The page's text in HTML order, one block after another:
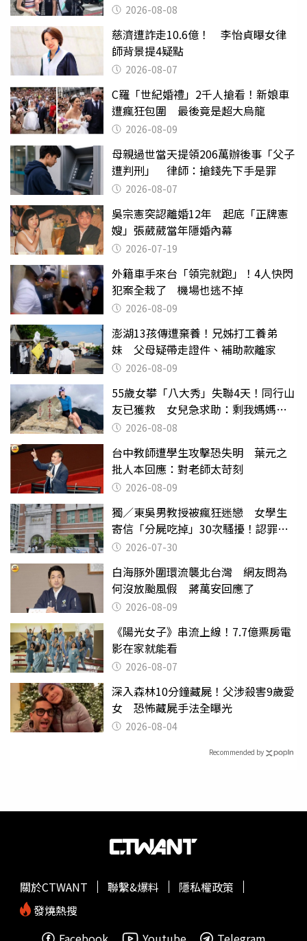
2026-08-08
慈濟遭詐走10.6億！ 李怡貞曝女律
師背景提4疑點
2026-08-07
C羅「世紀婚禮」2千人搶看！新娘車
遭瘋狂包圍 最後竟是超大烏龍
2026-08-09
母親過世當天提領206萬辦後事「父子
遭判刑」 律師：搶錢先下手是罪
2026-08-07
吳宗憲突認離婚12年 起底「正牌憲
嫂」張葳葳當年隱婚內幕
2026-07-19
外籍車手來台「領完就跑」！4人快閃
犯案全栽了 機場也逃不掉
2026-08-09
澎湖13孩傳遭棄養！兄姊打工養弟
妹 父母疑帶走證件、補助款離家
2026-08-09
55歲女攀「八大秀」失聯4天！同行山
友已獲救 女兒急求助：剩我媽媽還
沒找到
2026-08-08
台中教師遭學生攻擊恐失明 葉元之
批人本回應：對老師太苛刻
2026-08-09
獨／東吳男教授被瘋狂迷戀 女學生
寄信「分屍吃掉」30次騷擾！認罪免
關 2026-07-30
白海豚外圍環流襲北台灣 網友問為
何沒放颱風假 蔣萬安回應了
2026-08-09
《陽光女子》串流上線！7.7億票房電
影在家就能看
2026-08-07
深入森林10分鐘藏屍！父涉殺害9歲愛
女 恐怖藏屍手法全曝光
2026-08-04
Recommended by
關於CTWANT 聯繫&爆料
隱私權政策
發燒熱搜